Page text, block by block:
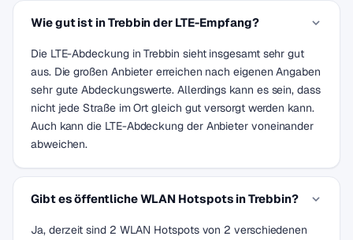
Wie gut ist in Trebbin der LTE-Empfang?
Die LTE-Abdeckung in Trebbin sieht insgesamt sehr gut
aus. Die großen Anbieter erreichen nach eigenen Angaben
sehr gute Abdeckungswerte. Allerdings kann es sein, dass
nicht jede Straße im Ort gleich gut versorgt werden kann.
Auch kann die LTE-Abdeckung der Anbieter voneinander
abweichen.
Gibt es öffentliche WLAN Hotspots in Trebbin?
Ja, derzeit sind 2 WLAN Hotspots von 2 verschiedenen